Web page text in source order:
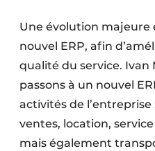
Une évolution majeure
nouvel ERP, afin
qualité du service. Ivan
passons à un nouvel
activités de
ventes, location,
mais également